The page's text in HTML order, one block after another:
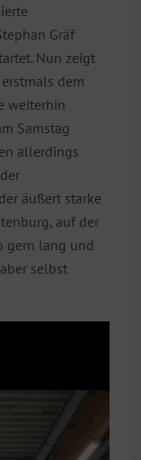
Gräf
Nun zeigt
dem
weiterhin
Samstag
allerdings
äußert starke
auf der
gern lang und
selbst